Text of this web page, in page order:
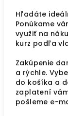
Hľadáte
Ponúkame
využiť na
kurz podľa
Zakúpenie
a rýchle.
do košíka a
zaplatení
pošleme e-